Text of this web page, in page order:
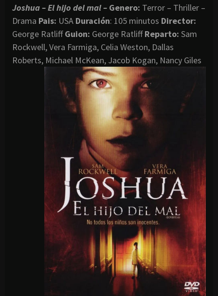
Joshua – El hijo del mal – Genero: Terror – Thriller –
Drama Pais: USA Duración: 105 minutos Director:
George RatliffGuion: George RatliffReparto: Sam
Rockwell, Vera Farmiga, Celia Weston, Dallas
Roberts, Michael McKean, Jacob Kogan, Nancy Giles